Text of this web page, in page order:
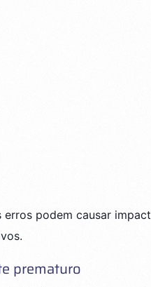
erros podem causar
prematuro